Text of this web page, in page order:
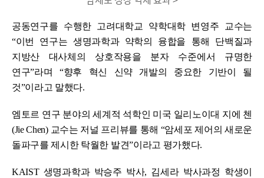
공동연구를 수행한 고려대학교 약학대학 변영주 교수는
“이번 연구는 생명과학과 약학의 융합을 통해 단백질과
지방산 대사체의 상호작용을 분자 수준에서 규명한
연구”라며 “향후 혁신 신약 개발의 중요한 기반이 될
것”이라고 말했다.
엠토르 연구 분야의 세계적 석학인 미국 일리노이대 지에 첸
(Jie Chen) 교수는 저널 프리뷰를 통해 “암세포 제어의 새로운
돌파구를 제시한 탁월한 발견”이라고 평가했다.
KAIST 생명과학과 박승주 박사, 김세라 박사과정 학생이